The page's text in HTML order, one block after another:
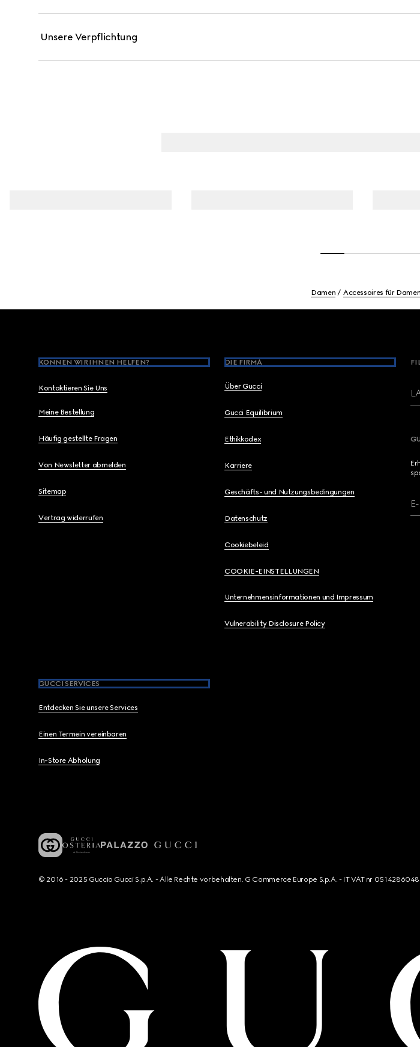
Unsere Verpflichtung
Damen Accessoires für Damen
KÖNNEN WIR IHNEN HELFEN?
Kontaktieren Sie Uns
Meine Bestellung
Häufig gestellte Fragen
Von Newsletter abmelden
Sitemap
Vertrag widerrufen
DIE FIRMA
Über Gucci
Gucci Equilibrium
Ethikkodex
Karriere
Geschäfts- und Nutzungsbedingungen
Datenschutz
Cookiebeleid
COOKIE-EINSTELLUNGEN
Unternehmensinformationen und Impressum
Vulnerability Disclosure Policy
GUCCI SERVICES
Entdecken Sie unsere Services
Einen Termein vereinbaren
In-Store Abholung
© 2016 - 2025 Guccio Gucci S.p.A. - Alle Rechte vorbehalten. G Commerce Europe S.p.A. - IT VAT nr